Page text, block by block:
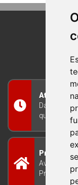
Das 8h às
quinta-feira,
Prefeitura
Avenida
Princípio/